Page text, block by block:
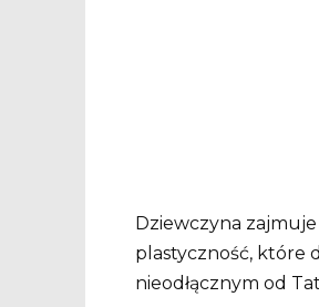
Dziewczyna zajmuje
plastyczność, które
nieodłącznym od